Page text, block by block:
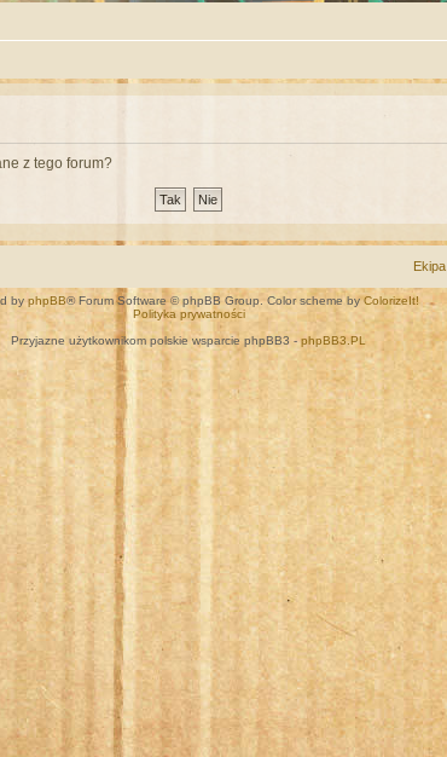
z tego forum?
Ekipa
by phpBB® Forum Software © phpBB Group. Color scheme byColorizeIt!
Polityka prywatności
Przyjazne użytkownikom polskie wsparcie phpBB3 -phpBB3.PL